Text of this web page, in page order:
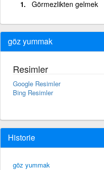
Görmezlikten gelmek
göz yummak
Resimler
Google Resimler
Bing Resimler
Historie
göz yummak